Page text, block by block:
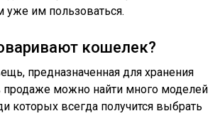
уже им пользоваться.
кошелек?
предназначенная для хранения
продаже можно найти много моделей
которых всегда получится выбрать